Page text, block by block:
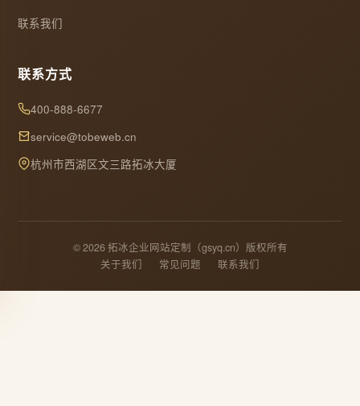
联系我们
联系方式
400-888-6677
service@tobeweb.cn
杭州市西湖区文三路拓冰大厦
© 2026 拓冰企业网站定制（gsyq.cn）版权所有
关于我们
常见问题 联系我们